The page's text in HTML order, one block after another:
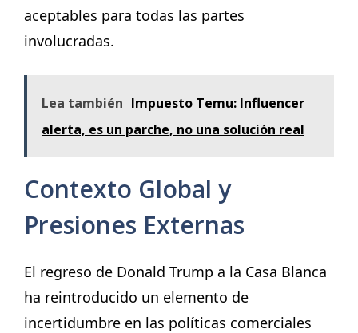
aceptables para todas las partes
involucradas.
Lea también Impuesto Temu: Influencer
alerta, es un parche, no una solución real
Contexto Global y
Presiones Externas
El regreso de Donald Trump a la Casa Blanca
ha reintroducido un elemento de
incertidumbre en las políticas comerciales